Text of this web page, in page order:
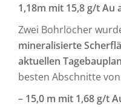
1,18m mit 15,8 g/t Au
Zwei Bohrlöcher
mineralisierte
aktuellen
besten Abschnitte
– 15,0 m mit 1,68 g/t